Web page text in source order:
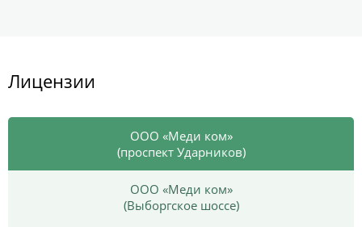
Лицензии
ООО «Меди ком»
(проспект Ударников)
ООО «Меди ком»
(Выборгское шоссе)